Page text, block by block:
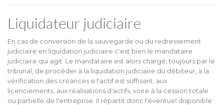
Liquidateur judiciaire
En cas de conversion de la sauvegarde ou du redressement
judiciaire en liquidation judiciaire c'est bien le mandataire
judiciaire qui agit. Le mandataire est alors chargé, toujours par le
tribunal, de procéder à la liquidation judiciaire du débiteur, à la
vérification des créances si l'actif est suffisant, aux
licenciements, aux réalisations d'actifs, voire à la cession totale
ou partielle de l'entreprise. Il répartit donc l'éventuel disponible